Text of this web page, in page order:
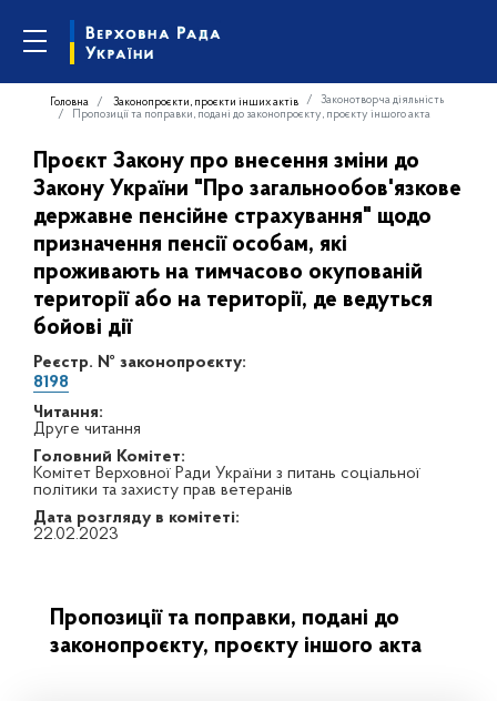
Головна Законопроєкти, проєкти інших актів
Законотворча діяльність
Пропозиції та поправки, подані до законопроєкту, проєкту іншого акта
Проєкт Закону про внесення зміни до
Закону України "Про загальнообов'язкове
державне пенсійне страхування" щодо
призначення пенсії особам, які
проживають на тимчасово окупованій
території або на території, де ведуться
бойові дії
Реєстр. № законопроєкту:
8198
Читання:
Друге читання
Головний Комітет:
Комітет Верховної Ради України з питань соціальної
політики та захисту прав ветеранів
Дата розгляду в комітеті:
22.02.2023
Пропозиції та поправки, подані до
законопроєкту, проєкту іншого акта